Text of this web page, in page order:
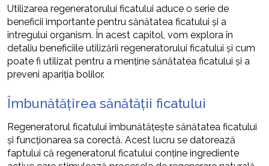
Utilizarea regeneratorului ficatului aduce o serie de
beneficii importante pentru sănătatea ficatului și a
întregului organism. În acest capitol, vom explora în
detaliu beneficiile utilizării regeneratorului ficatului și cum
poate fi utilizat pentru a menține sănătatea ficatului și a
preveni apariția bolilor.
Îmbunătățirea sănătății ficatului
Regeneratorul ficatului îmbunătățește sănătatea ficatului
și funcționarea sa corectă. Acest lucru se datorează
faptului că regeneratorul ficatului conține ingrediente